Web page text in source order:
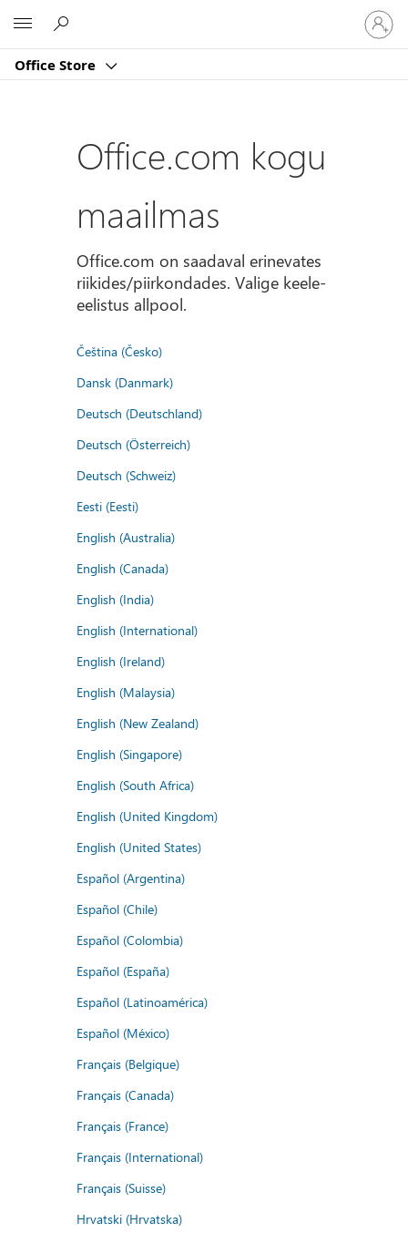
Office Store
Logige
sisse
oma
Office.com kogu
maailmas
Office.com on saadaval erinevates
riikides/piirkondades. Valige keele-
eelistus allpool.
Čeština (Česko)
Dansk (Danmark)
Deutsch (Deutschland)
Deutsch (Österreich)
Deutsch (Schweiz)
Eesti (Eesti)
English (Australia)
English (Canada)
English (India)
English (International)
English (Ireland)
English (Malaysia)
English (New Zealand)
English (Singapore)
English (South Africa)
English (United Kingdom)
English (United States)
Español (Argentina)
Español (Chile)
Español (Colombia)
Español (España)
Español (Latinoamérica)
Español (México)
Français (Belgique)
Français (Canada)
Français (France)
Français (International)
Français (Suisse)
Hrvatski (Hrvatska)